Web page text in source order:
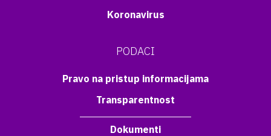
Koronavirus
PODACI
Pravo na pristup informacijama
Transparentnost
Dokumenti